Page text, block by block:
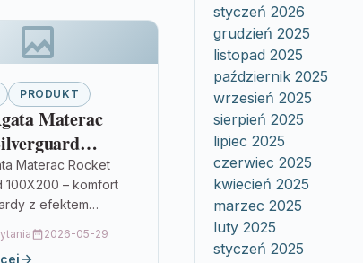
PRODUKT
Materac
Materac Rocket
100X200 – komfort
z efektem
łączy średnio-
2026-05-29
styczeń 2026
grudzień 2025
listopad 2025
październik 2025
wrzesień 2025
sierpień 2025
lipiec 2025
czerwiec 2025
kwiecień 2025
marzec 2025
luty 2025
styczeń 2025